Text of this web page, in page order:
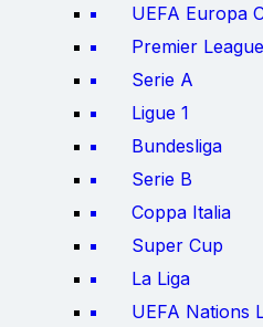
UEFA Europa
Premier League
Serie A
Ligue 1
Bundesliga
Serie B
Coppa Italia
Super Cup
La Liga
UEFA Nations